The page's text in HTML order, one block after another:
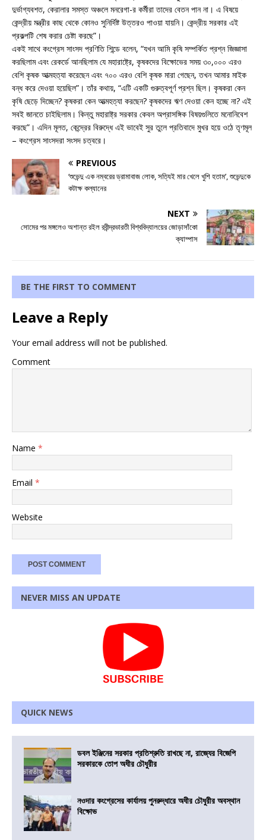
দুর্ভাগ্যবশত, কেরালার সমস্ত অঞ্চলে মনরেগা-র কর্মীরা তাদের বেতন পান না। এ বিষয়ে
কেন্দ্রীয় মন্ত্রীর কাছ থেকে কোনও সুনির্দিষ্ট উত্তরও পাওয়া যায়নি। কেন্দ্রীয় সরকার এই
প্রকল্পটি শেষ করার চেষ্টা করছে”।
একই সাথে কংগ্রেস সাংসদ প্রণিতি শিন্ডে বলেন, “যখন আমি কৃষি সম্পর্কিত প্রশ্ন জিজ্ঞাসা
করছিলাম এবং রেকর্ডে আনছিলাম যে মহারাষ্ট্রে, কৃষকদের বিক্ষোভের সময় ৩০,০০০ এরও
বেশি কৃষক আত্মহত্যা করেছেন এবং ৭০০ এরও বেশি কৃষক মারা গেছেন, তখন আমার মাইক
বন্ধ করে দেওয়া হয়েছিল”। তাঁর কথায়, “এটি একটি গুরুত্বপূর্ণ প্রশ্ন ছিল। কৃষকরা কেন
কৃষি ছেড়ে দিচ্ছেন? কৃষকরা কেন আত্মহত্যা করছেন? কৃষকদের ঋণ দেওয়া কেন হচ্ছে না? এই
সবই জানতে চাইছিলাম। কিন্তু মহারাষ্ট্র সরকার কেবল অপ্রাসঙ্গিক বিষয়গুলিতে মনোনিবেশ
করছে”। এদিন মূলত, কেন্দ্রের বিরুদ্ধে এই ভাবেই সুর তুলে প্রতিবাদে মুখর হয়ে ওঠে তৃণমূল
– কংগ্রেস সাংসদরা সংসদ চত্বরে।
PREVIOUS
‘শুভেন্দু এক নম্বরের ড্রামাবাজ লোক, সত্যিই মার খেলে খুশি হতাম’, শুভেন্দুকে
কটাক্ষ কল্যানের
NEXT
সোমের পর মঙ্গলেও অশান্ত রইল রবীন্দ্রভারতী বিশ্ববিদ্যালয়ের জোড়াসাঁকো
ক্যাম্পাস
BE THE FIRST TO COMMENT
Leave a Reply
Your email address will not be published.
Comment
Name *
Email *
Website
NEVER MISS AN UPDATE
QUICK NEWS
ডবল ইঞ্জিনের সরকার প্রতিশ্রুতি রাখছে না, রাজ্যের বিজেপি
সরকারকে তোপ অধীর চৌধুরীর
নওদার কংগ্রেসের কার্যালয় পুনরুদ্ধারে অধীর চৌধুরীর অবস্থান
বিক্ষোভ